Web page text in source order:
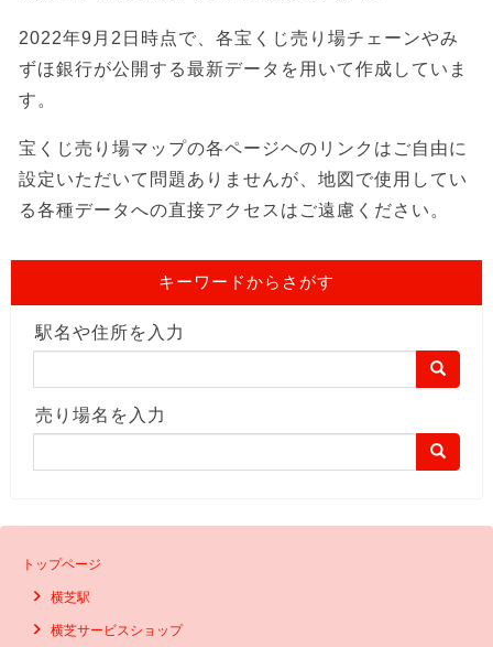
2022年9月2日時点で、各宝くじ売り場チェーンやみ
ずほ銀行が公開する最新データを用いて作成していま
す。
宝くじ売り場マップの各ページヘのリンクはご自由に
設定いただいて問題ありませんが、地図で使用してい
る各種データへの直接アクセスはご遠慮ください。
キーワードからさがす
駅名や住所を入力
売り場名を入力
トップページ
横芝駅
横芝サービスショップ